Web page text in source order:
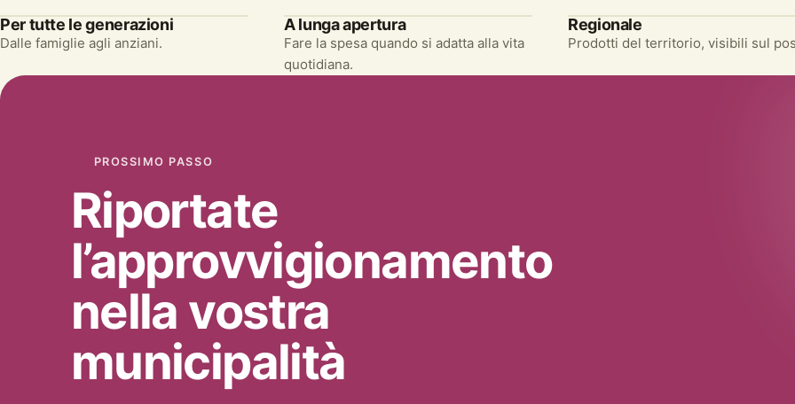
Per tutte le generazioni
Dalle famiglie agli anziani.
A lunga apertura
Fare la spesa quando si adatta alla vita
quotidiana.
Regionale
Prodotti del territorio, visibili sul
PROSSIMO PASSO
Riportate
l’approvvigionamento
nella vostra
municipalità